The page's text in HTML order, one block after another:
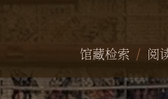
馆藏检索 阅